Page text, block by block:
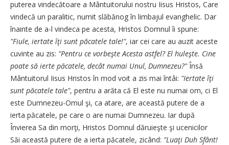
puterea vindecătoare a Mântuitorului nostru Iisus Hristos, Care
vindecă un paralitic, numit slăbănog în limbajul evanghelic. Dar
înainte de a-l vindeca pe acesta, Hristos Domnul îi spune:
"Fiule, iertate îţi sunt păcatele tale!", iar cei care au auzit aceste
cuvinte au zis: "Pentru ce vorbeşte Acesta astfel? El huleşte. Cine
poate să ierte păcatele, decât numai Unul, Dumnezeu?"Însă
Mântuitorul Iisus Hristos în mod voit a zis mai întâi: "Iertate îţi
sunt păcatele tale", pentru a arăta că El este nu numai om, ci El
este Dumnezeu-Omul şi, ca atare, are această putere de a
ierta păcatele, pe care o are numai Dumnezeu. Iar după
Învierea Sa din morţi, Hristos Domnul dăruieşte şi ucenicilor
Săi această putere de a ierta păcatele, zicând: "Luaţi Duh Sfânt!